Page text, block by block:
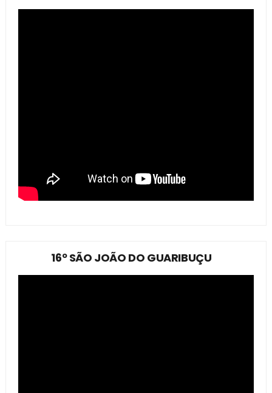
16º SÃO JOÃO DO GUARIBUÇU